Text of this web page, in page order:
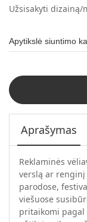
Užsisakyti dizainą/
Apytikslė siuntimo
Aprašymas
Reklaminės
verslą ar renginį
parodose,
viešuose
pritaikomi pagal